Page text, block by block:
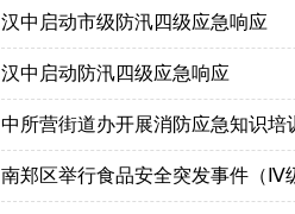
汉中启动市级防汛四级应急响应
汉中启动防汛四级应急响应
中所营街道办开展消防应急知识培
南郑区举行食品安全突发事件（Ⅳ